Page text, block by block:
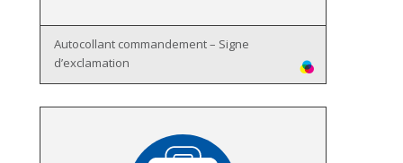
Autocollant commandement – Signe
d’exclamation